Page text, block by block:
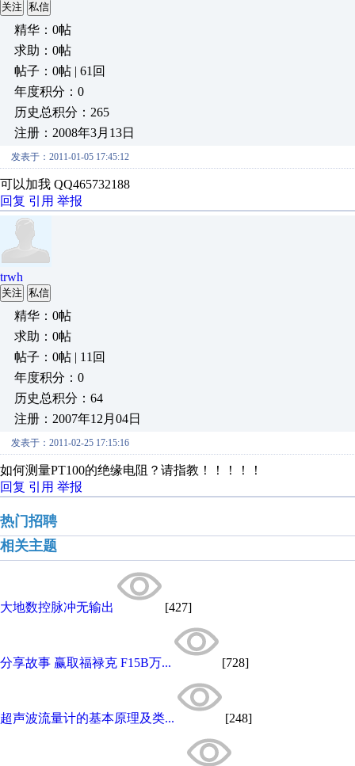
关注 私信
精华：0帖
求助：0帖
帖子：0帖 | 61回
年度积分：0
历史总积分：265
注册：2008年3月13日
发表于：2011-01-05 17:45:12
可以加我 QQ465732188
回复 引用 举报
trwh
关注 私信
精华：0帖
求助：0帖
帖子：0帖 | 11回
年度积分：0
历史总积分：64
注册：2007年12月04日
发表于：2011-02-25 17:15:16
如何测量PT100的绝缘电阻？请指教！！！！！
回复 引用 举报
热门招聘
相关主题
大地数控脉冲无输出 [427]
分享故事 赢取福禄克 F15B万... [728]
超声波流量计的基本原理及类... [248]